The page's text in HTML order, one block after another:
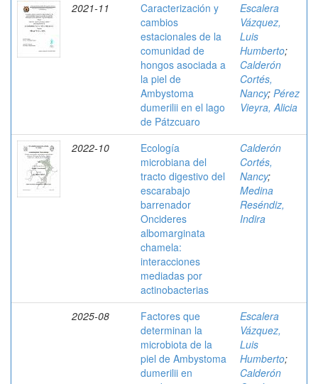
2021-11
Caracterización y
cambios
estacionales de la
comunidad de
hongos asociada a
la piel de
Ambystoma
dumerilii en el lago
de Pátzcuaro
Escalera
Vázquez,
Luis
Humberto;
Calderón
Cortés,
Nancy; Pérez
Vieyra, Alicia
2022-10
Ecología
microbiana del
tracto digestivo del
escarabajo
barrenador
Oncideres
albomarginata
chamela:
interacciones
mediadas por
actinobacterias
Calderón
Cortés,
Nancy;
Medina
Reséndiz,
Indira
2025-08
Factores que
determinan la
microbiota de la
piel de Ambystoma
dumerilii en
Escalera
Vázquez,
Luis
Humberto;
Calderón